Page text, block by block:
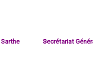
Sarthe secrétariat